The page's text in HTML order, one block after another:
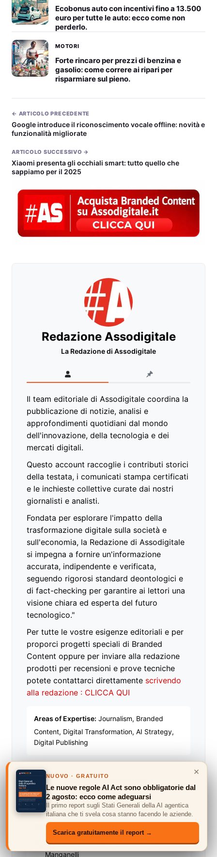
Ecobonus auto con incentivi fino a 13.500
euro per tutte le auto: ecco come non
perderlo.
MOTORI
Forte rincaro per prezzi di benzina e
gasolio: come correre ai ripari per
risparmiare sul pieno.
← ARTICOLO PRECEDENTE
Google introduce il riconoscimento vocale offline: novità e
funzionalità migliorate
ARTICOLO SUCCESSIVO →
Xiaomi presenta gli occhiali smart: tutto quello che
sappiamo per il 2025
Redazione Assodigitale
La Redazione di Assodigitale
Il team editoriale di Assodigitale coordina la
pubblicazione di notizie, analisi e
approfondimenti quotidiani dal mondo
dell'innovazione, della tecnologia e dei
mercati digitali.
Questo account raccoglie i contributi storici
della testata, i comunicati stampa certificati
e le inchieste collettive curate dai nostri
giornalisti e analisti.
Fondata per esplorare l'impatto della
trasformazione digitale sulla società e
sull'economia, la Redazione di Assodigitale
si impegna a fornire un'informazione
accurata, indipendente e verificata,
seguendo rigorosi standard deontologici e
di fact-checking per garantire ai lettori una
visione chiara ed esperta del futuro
tecnologico."
Per tutte le vostre esigenze editoriali e per
proporci progetti speciali di Branded
Content oppure per inviare alla redazione
prodotti per recensioni e prove tecniche
potete contattarci direttamente scrivendo
alla redazione : CLICCA QUI
Areas of Expertise: Journalism, Branded
Content, Digital Transformation, AI Strategy,
Digital Publishing
redazione@assodigitale.it
Facebook
TwitterLinkedInYouTube
Controllo delle fonti e linee guida editoriali
Revisione editoriale a cura di Michele Ficara
Manganelli
×
NUOVO · GRATUITO
Le nuove regole AI Act sono obbligatorie dal
2 agosto: ecco come adeguarsi
Il primo report sugli Stati Generali della AI agentica
italiana che ti svela cosa stanno facendo le aziende.
Scarica gratuitamente il report →